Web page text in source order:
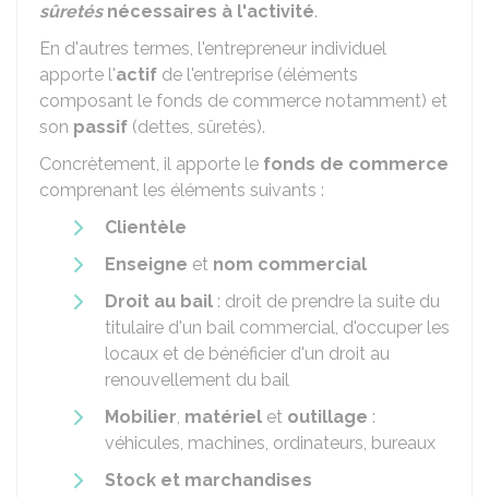
sûretés nécessaires à l'activité.
En d'autres termes, l'entrepreneur individuel
apporte l'actif de l'entreprise (éléments
composant le fonds de commerce notamment) et
son passif (dettes, sûretés).
Concrètement, il apporte le fonds de commerce
comprenant les éléments suivants :
Clientèle
Enseigne et nom commercial
Droit au bail : droit de prendre la suite du
titulaire d'un bail commercial, d'occuper les
locaux et de bénéficier d'un droit au
renouvellement du bail
Mobilier, matériel et outillage :
véhicules, machines, ordinateurs, bureaux
Stock et marchandises